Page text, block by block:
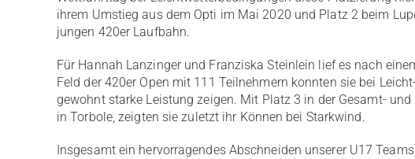
ihrem Umstieg aus dem Opti im Mai 2020 und Platz 2 beim
jungen 420er Laufbahn.
Für Hannah Lanzinger und Franziska Steinlein lief es nach
Feld der 420er Open mit 111 Teilnehmern konnten sie bei
gewohnt starke Leistung zeigen. Mit Platz 3 in der Gesamt-
in Torbole, zeigten sie zuletzt ihr Können bei Starkwind.
Insgesamt ein hervorragendes Abschneiden unserer U17